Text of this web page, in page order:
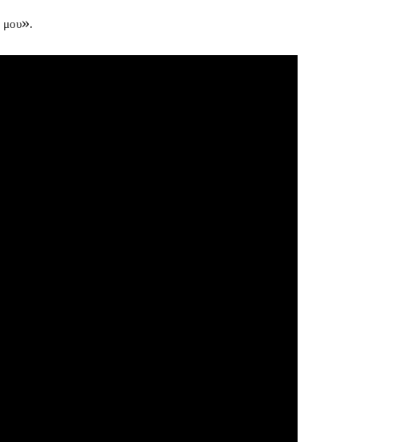
μου».